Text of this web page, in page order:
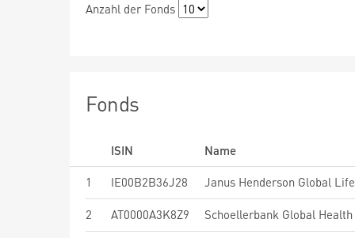
Anzahl der Fonds
Fonds
ISIN
Name
1
IE00B2B36J28 Janus Henderson Global
2 AT0000A3K8Z9 Schoellerbank Global